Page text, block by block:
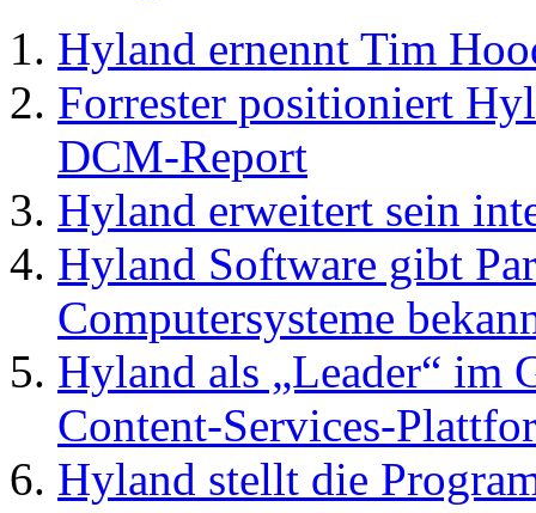
Hyland ernennt Tim
Forrester positioniert
DCM-Report
Hyland erweitert sein
Hyland Software gibt
Computersysteme
Hyland als „Leader“ im
Content-Services-
Hyland stellt die